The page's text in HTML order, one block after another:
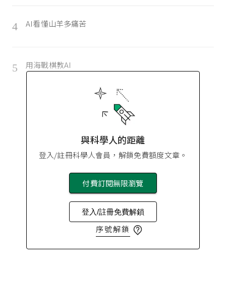
4 AI看懂山羊多痛苦
5 用海戰棋教AI
與科學人的距離
登入/註冊科學人會員，解鎖免費額度文章。
付費訂閱無限瀏覽
登入/註冊免費解鎖
序號解鎖